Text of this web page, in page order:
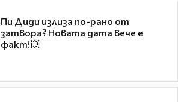
Пи Диди излиза по-рано от
затвора? Новата дата вече е
факт!💥